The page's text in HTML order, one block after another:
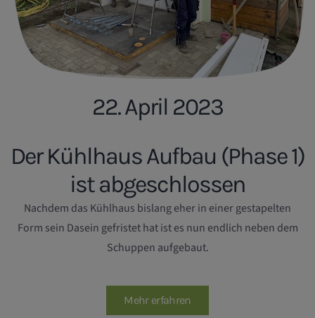
22. April 2023
Der Kühlhaus Aufbau (Phase 1)
ist abgeschlossen
Nachdem das Kühlhaus bislang eher in einer gestapelten
Form sein Dasein gefristet hat ist es nun endlich neben dem
Schuppen aufgebaut.
Mehr erfahren